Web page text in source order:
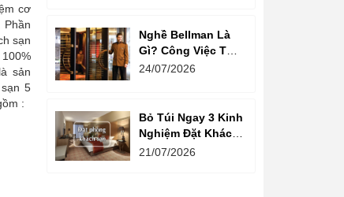
cơ
Phần
sạn
sản
5
:
Nghề Bellman Là
Gì? Công Việc Thú
Vị Phía Sau Cánh
24/07/2026
Bỏ Túi Ngay 3 Kinh
Nghiệm Đặt Khách
Sạn Giá Rẻ Cho
21/07/2026